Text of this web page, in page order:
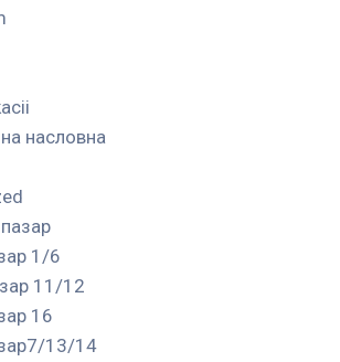
насловна
1/6
11/12
16
13/14